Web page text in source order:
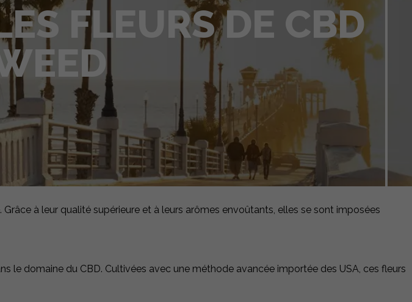
FLEURS DE CBD
à leur qualité supérieure et à leurs arômes envoûtants, elles se sont imposées
le domaine du CBD. Cultivées avec une méthode avancée importée des USA, ces fleurs